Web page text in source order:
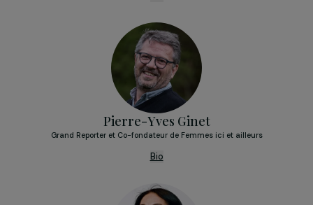
Collège des personnalités qualifiées
Ambassadrice pour les droits de l’Homme et pour la mémoire de la